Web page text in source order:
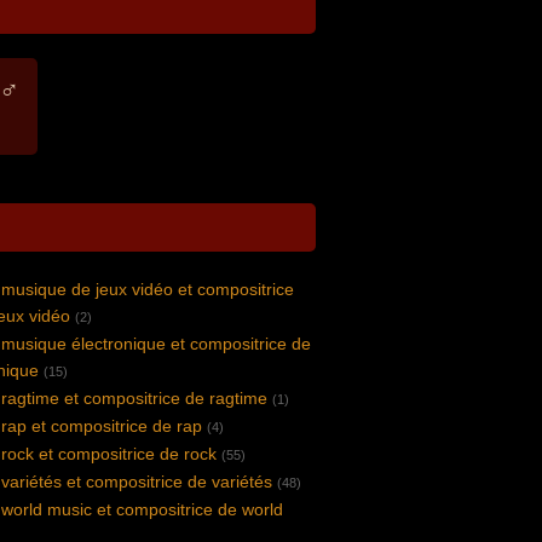
de jeux vidéo et compositrice
vidéo (2)
électronique et compositrice de
(15)
et compositrice de ragtime (1)
et compositrice de rap (4)
et compositrice de rock (55)
et compositrice de variétés (48)
music et compositrice de world